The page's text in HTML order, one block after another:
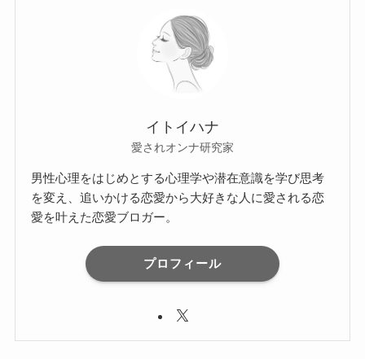
イトイハナ
愛されオンナ研究家
男性心理をはじめとする心理学や潜在意識を学び思考
を変え、追いかける恋愛から大好きな人に愛される恋
愛を叶えた恋愛ブロガー。
プロフィール